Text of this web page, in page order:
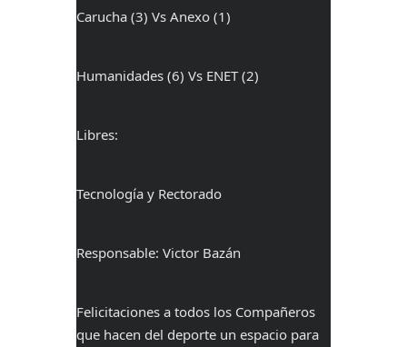
Carucha (3) Vs Anexo (1)
Humanidades (6) Vs ENET (2)
Libres:
Tecnología y Rectorado
Responsable: Victor Bazán
Felicitaciones a todos los Compañeros
que hacen del deporte un espacio para